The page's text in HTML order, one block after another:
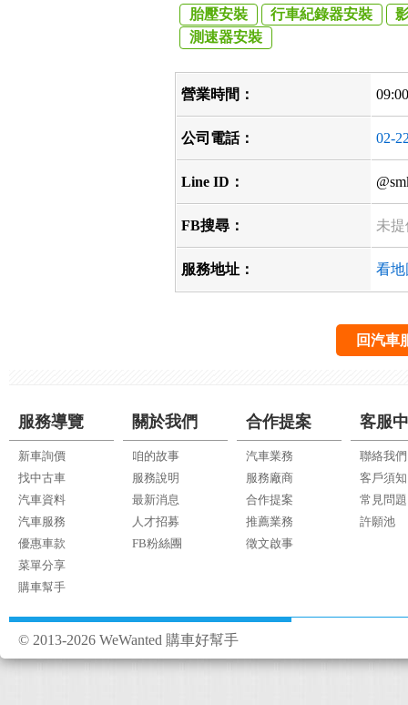
胎壓安裝
行車紀錄器安裝
測速器安裝
營業時間：
公司電話： 02-
Line ID：
FB搜尋： 未
服務地址： 看
回汽車
服務導覽
新車詢價
找中古車
汽車資料
汽車服務
優惠車款
菜單分享
購車幫手
關於我們
咱的故事
服務說明
最新消息
人才招募
FB粉絲團
合作提案
汽車業務
服務廠商
合作提案
推薦業務
徵文啟事
客服
聯絡我們
客戶須知
常見問題
許願池
© 2013-2026 WeWanted 購車好幫手